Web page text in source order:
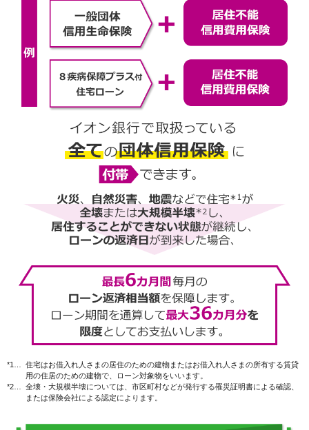
*1…
住宅はお借入れ人さまの居住のための建物またはお借入れ人さまの所有する賃貸
用の住居のための建物で、ローン対象物をいいます。
*2…
全壊・大規模半壊については、市区町村などが発行する罹災証明書による確認、
または保険会社による認定によります。